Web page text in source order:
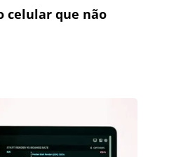
celular que não